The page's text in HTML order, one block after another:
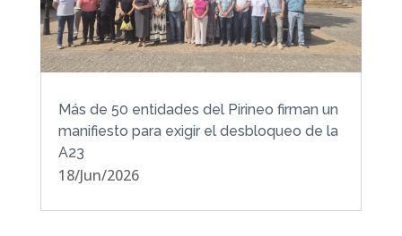
Más de 50 entidades del Pirineo firman un
manifiesto para exigir el desbloqueo de la
A23
18/Jun/2026